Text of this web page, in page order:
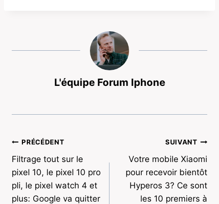
L'équipe Forum Iphone
Navigation
de
l’article
PRÉCÉDENT
Filtrage tout sur le
pixel 10, le pixel 10 pro
pli, le pixel watch 4 et
plus: Google va quitter
SUIVANT
Votre mobile Xiaomi
pour recevoir bientôt
Hyperos 3? Ce sont
les 10 premiers à